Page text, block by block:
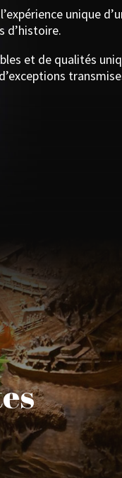
unique
d’histoire.
et de qualités